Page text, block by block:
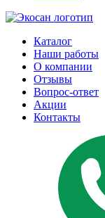
Каталог
Наши работы
О компании
Отзывы
Вопрос-ответ
Акции
Контакты